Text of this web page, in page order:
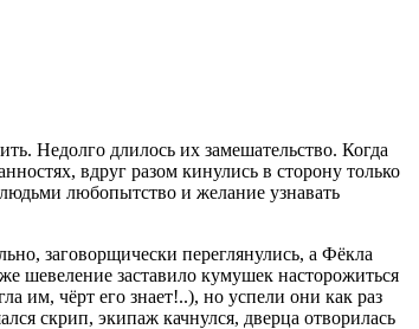
Недолго длилось их замешательство. Когда
вдруг разом кинулись в сторону только
людьми любопытство и желание узнавать
заговорщически переглянулись, а Фёкла
шевеление заставило кумушек насторожиться
им, чёрт его знает!..), но успели они как раз
скрип, экипаж качнулся, дверца отворилась